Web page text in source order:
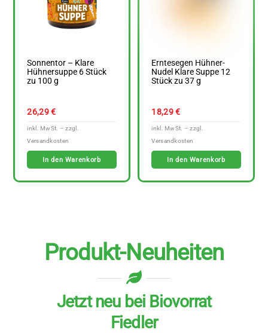
Sonnentor – Klare
Hühnersuppe 6 Stück
zu 100 g
26,29€
In den Warenkorb
Erntesegen Hühner-
Nudel Klare Suppe 12
Stück zu 37 g
18,29€
In den Warenkorb
Produkt-Neuheiten
Jetzt neu bei Biovorrat
Fiedler